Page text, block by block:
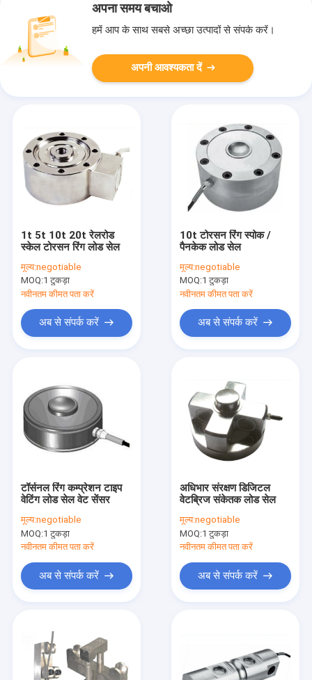
उत्पादों
हमारे बारे में
अपना समय बचाओ
हमें आप के साथ सबसे अच्छा उत्पादों से संपर्क करें।
अपनी आवश्यकता दें
1t 5t 10t 20t रेलरोड
स्केल टोरसन रिंग लोड सेल
मूल्य:negotiable
MOQ:1 टुकड़ा
नवीनतम कीमत पता करें
अब से संपर्क करें
10t टोरसन रिंग स्पोक /
पैनकेक लोड सेल
मूल्य:negotiable
MOQ:1 टुकड़ा
नवीनतम कीमत पता करें
अब से संपर्क करें
टॉर्सनल रिंग कम्प्रेशन टाइप
वेटिंग लोड सेल वेट सेंसर
मूल्य:negotiable
MOQ:1 टुकड़ा
नवीनतम कीमत पता करें
अब से संपर्क करें
अधिभार संरक्षण डिजिटल
वेटब्रिज संकेतक लोड सेल
मूल्य:negotiable
MOQ:1 टुकड़ा
नवीनतम कीमत पता करें
अब से संपर्क करें